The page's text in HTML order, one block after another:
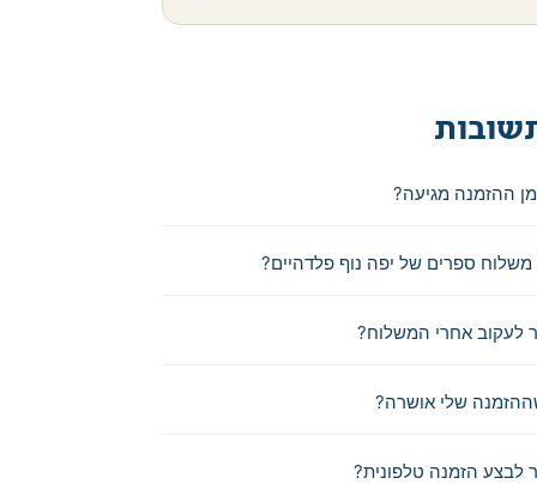
ההזמנה מגיעה?
ספרים של יפה נוף פלדהיים?
לעקוב אחרי המשלוח?
שלי אושרה?
הזמנה טלפונית?